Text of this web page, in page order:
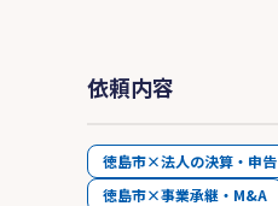
依頼内容
徳島市×法人の決算・申告
徳島市×事業承継・M&A